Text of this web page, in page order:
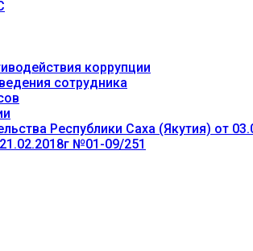
коррупции
сотрудника
Республики Саха (Якутия) от
№01-09/251